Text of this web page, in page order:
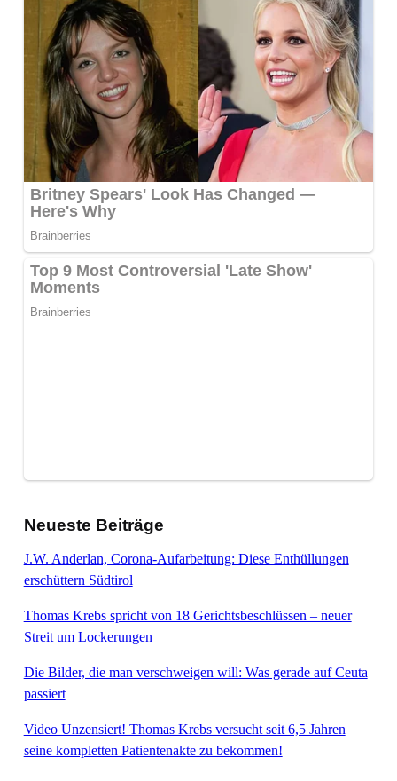
Neueste Beiträge
J.W. Anderlan, Corona-Aufarbeitung: Diese Enthüllungen
erschüttern Südtirol
Thomas Krebs spricht von 18 Gerichtsbeschlüssen – neuer
Streit um Lockerungen
Die Bilder, die man verschweigen will: Was gerade auf Ceuta
passiert
Video Unzensiert! Thomas Krebs versucht seit 6,5 Jahren
seine kompletten Patientenakte zu bekommen!